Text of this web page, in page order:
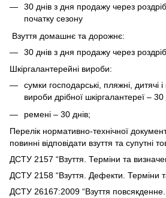
30 днів з дня продажу через
початку сезону
Взуття домашнє та дорожнє:
30 днів з дня продажу через
Шкіргалантерейні вироби:
сумки господарські, пляжні, дитячі і
вироби дрібної шкіргалантереї – 30
ремені – 30 днів;
Перелік нормативно-технічної
повинні відповідати взуття та супутні
ДСТУ 2157 “Взуття. Терміни та
ДСТУ 2158 “Взуття. Дефекти. Терміни
ДСТУ 26167:2009 “Взуття